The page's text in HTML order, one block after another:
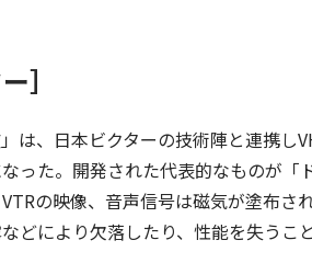
］
は、日本ビクターの技術陣と連携し
った。開発された代表的なものが「
の映像、音声信号は磁気が塗布さ
どにより欠落したり、性能を失うこ